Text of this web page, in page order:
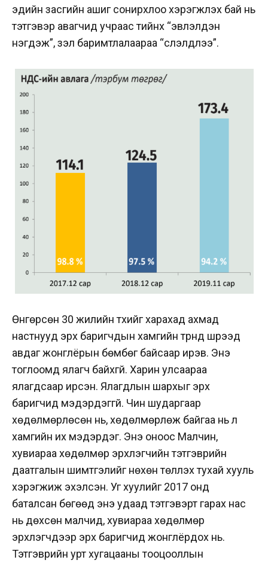
эдийн засгийн ашиг сонирхлоо хэрэгжүүлэх бай нь
тэтгэвэр авагчид учраас тийнхүү “эвлэлдэн
нэгдэж”, үзэл баримтлалаараа “сүлэлдлээ”.
Өнгөрсөн 30 жилийн түүхийг харахад ахмад
настнууд эрх баригчдын хамгийн түрүүнд шүүрээд
авдаг жонглёрын бөмбөг байсаар ирэв. Энэ
тоглоомд ялагч байхгүй. Харин улсаараа
ялагдсаар ирсэн. Ялагдлын шархыг эрх
баригчид мэдэрдэггүй. Чин шударгаар
хөдөлмөрлөсөн нь, хөдөлмөрлөж байгаа нь л
хамгийн их мэдэрдэг. Энэ оноос Малчин,
хувиараа хөдөлмөр эрхлэгчийн тэтгэврийн
даатгалын шимтгэлийг нөхөн төлүүлэх тухай хууль
хэрэгжиж эхэлсэн. Уг хуулийг 2017 онд
баталсан бөгөөд энэ удаад тэтгэвэрт гарах нас
нь дөхсөн малчид, хувиараа хөдөлмөр
эрхлэгчдээр эрх баригчид жонглёрдох нь.
Тэтгэврийн урт хугацааны тооцооллын